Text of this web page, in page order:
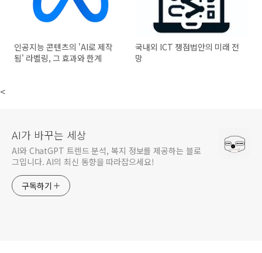
인공지능 콘텐츠의 'AI로 제작
됨' 라벨링, 그 효과와 한계
국내외 ICT 쟁점법안의 미래 전
망
<
AI가 바꾸는 세상
AI와 ChatGPT 트렌드 분석, 복지 정보를 제공하는 블로
그입니다. AI의 최신 동향을 따라잡으세요!
구독하기